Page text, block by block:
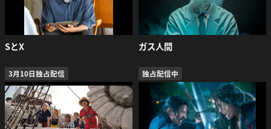
SとX ガス人間
3月10日独占配信 独占配信中